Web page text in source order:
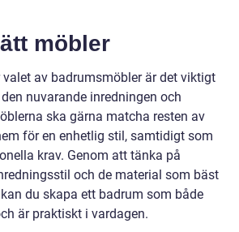
möbler
av badrumsmöbler är det viktigt
nuvarande inredningen och
ska gärna matcha resten av
för en enhetlig stil, samtidigt som
krav. Genom att tänka på
och de material som bäst
du skapa ett badrum som både
är praktiskt i vardagen.